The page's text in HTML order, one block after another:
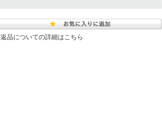
返品についての詳細はこちら